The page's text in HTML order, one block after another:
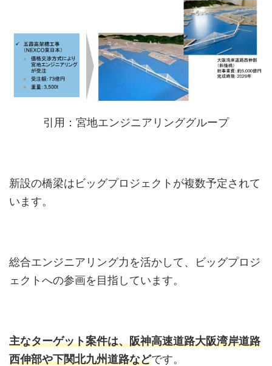
引用：宮地エンジニアリンググループ
新設の橋梁はビッグプロジェクトが複数予定されて
います。
総合エンジニアリング⼒を活かして、ビッグプロジ
ェクトへの参画を⽬指しています。
主なターゲット案件は、阪神⾼速道路⼤阪湾岸道路
⻄伸部や下関北九州道路などです。